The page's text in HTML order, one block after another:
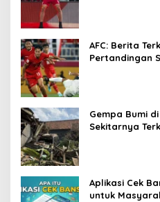
AFC: Berita
Pertandingan
Gempa Bumi
Sekitarnya
Aplikasi Cek
untuk